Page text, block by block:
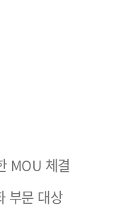
MOU 체결
부문 대상